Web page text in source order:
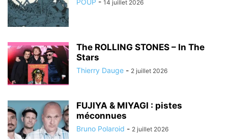
14 juillet 2026
The ROLLING STONES – In The
Stars
Thierry Dauge - 2 juillet 2026
FUJIYA & MIYAGI : pistes
méconnues
Bruno Polaroid - 2 juillet 2026